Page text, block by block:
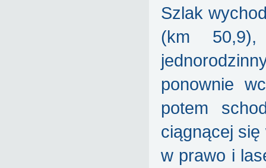
Szlak
(km
ponownie
potem
ciągnącej się
w prawo i